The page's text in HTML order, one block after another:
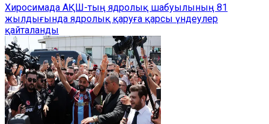
Хиросимада АҚШ-тың ядролық шабуылының 81
жылдығында ядролық қаруға қарсы үндеулер
қайталанды